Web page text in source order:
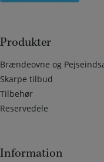
Produkter
Brændeovne og
Skarpe tilbud
Tilbehør
Reservedele
Information